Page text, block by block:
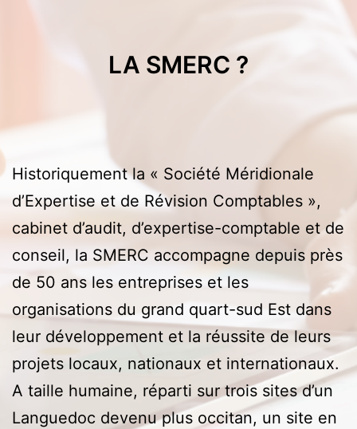
LA SMERC ?
Historiquement la « Société Méridionale
d’Expertise et de Révision Comptables »,
cabinet d’audit, d’expertise-comptable et de
conseil, la SMERC accompagne depuis près
de 50 ans les entreprises et les
organisations du grand quart-sud Est dans
leur développement et la réussite de leurs
projets locaux, nationaux et internationaux.
A taille humaine, réparti sur trois sites d’un
Languedoc devenu plus occitan, un site en